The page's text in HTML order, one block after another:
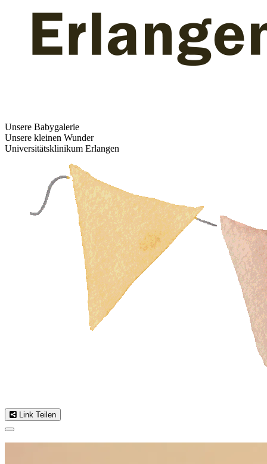
Unsere Babygalerie
Unsere kleinen Wunder
Universitätsklinikum Erlangen
Link Teilen